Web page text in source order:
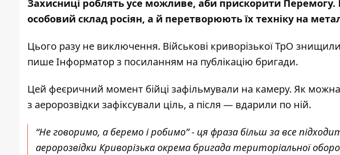
Захисниці роблять усе можливе, аби прискорити Перемогу.
особовий склад росіян, а й перетворюютьїх техніку на
Цього разу не виключення. Військові криворізької ТрО
пише Інформаторз посиланням на публікацію бригади.
Цей феєричний момент бійці зафільмували на камеру. Як
з аеророзвідки зафіксували ціль, а після — вдарили по ній.
“Не говоримо, а беремо і робимо” - ця фраза більш за все
аеророзвідки Криворізька окрема бригада територіальної